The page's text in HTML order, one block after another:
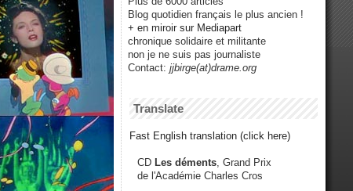
Blog quotidien français le plus ancien !
+ en miroir sur Mediapart
chronique solidaire et militante
non je ne suis pas journaliste
Contact: jjbirge(at)drame.org
Translate
Fast English translation (click here)
CD Les déments , Grand Prix
de l'Académie Charles Cros